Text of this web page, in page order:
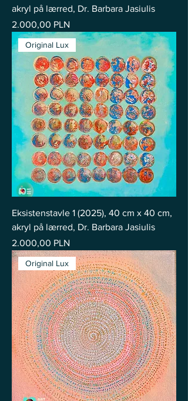
akryl på lærred, Dr. Barbara Jasiulis
Pris
2.000,00 PLN
Original Lux
Eksistenstavle 1 (2025), 40 cm x 40 cm,
akryl på lærred, Dr. Barbara Jasiulis
Pris
2.000,00 PLN
Original Lux